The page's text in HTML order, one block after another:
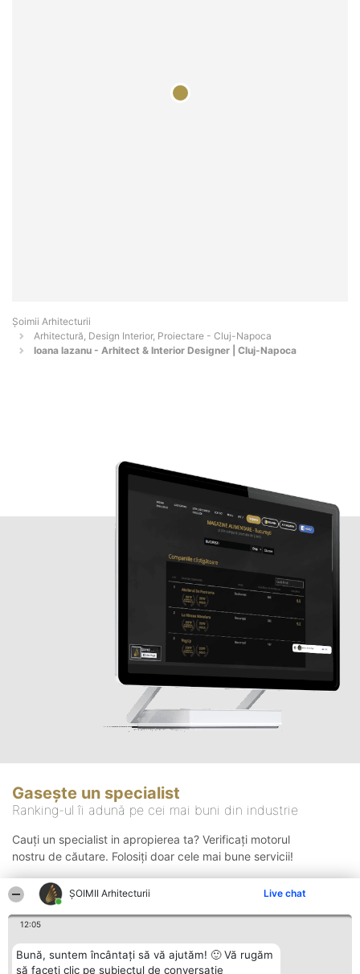
ȘOIMII Arhitecturii Live chat
12:05
Bună, suntem încântați să vă ajutăm! 🙂 Vă rugăm
să faceți clic pe subiectul de conversație
Șoimii Arhitecturii
Arhitectură, Design Interior, Proiectare - Cluj-Napoca
Ioana lazanu - Arhitect & Interior Designer | Cluj-Napoca
Gasește un specialist
Ranking-ul îi adună pe cei mai buni din industrie
Cauți un specialist in apropierea ta? Verificați motorul
nostru de căutare. Folosiți doar cele mai bune servicii!